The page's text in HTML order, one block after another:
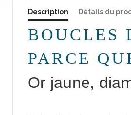
Description Détails du
BOUCLES
PARCE
Or jaune,